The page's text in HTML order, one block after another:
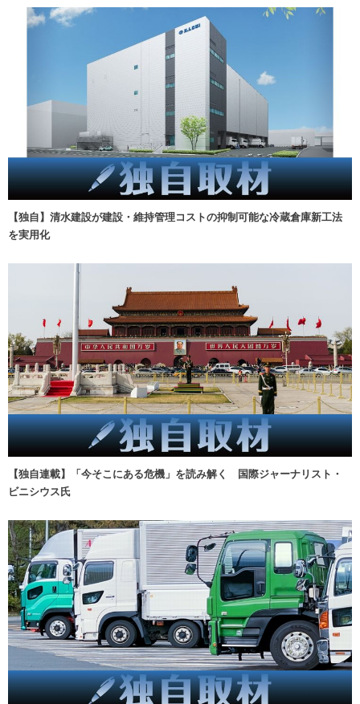
【独自】清水建設が建設・維持管理コストの抑制可能な冷蔵倉庫新工法
を実用化
【独自連載】「今そこにある危機」を読み解く 国際ジャーナリスト・
ビニシウス氏